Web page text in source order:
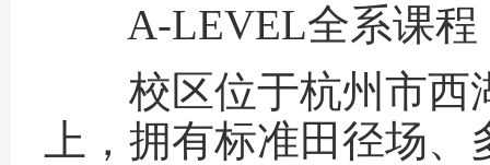
A-LEVEL全系课程
校区位于杭州市西湖
上，拥有标准田径场